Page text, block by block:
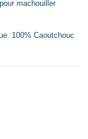
machouiller
100% Caoutchouc